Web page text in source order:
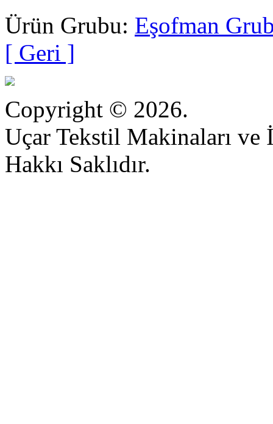
Ürün Grubu: Eşofman
[ Geri ]
Copyright © 2026.
Uçar Tekstil Makinaları ve
Hakkı Saklıdır.